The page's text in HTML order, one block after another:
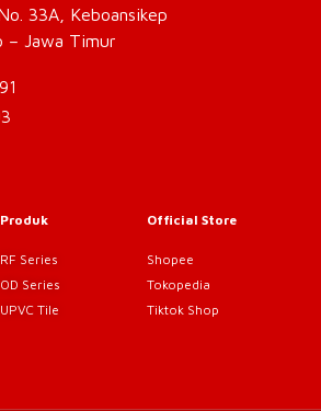
33A, Keboansikep
– Jawa Timur
Produk
RF Series
OD Series
UPVC Tile
Official Store
Shopee
Tokopedia
Tiktok Shop